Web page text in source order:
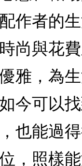
作者的
尚與花
雅，為
今可以
也能過
，照樣